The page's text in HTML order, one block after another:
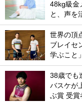
48kg級金
と、声を
世界の頂
ブレイセ
学ぶこと
38歳でも
バスケが
ぶ賞 受賞